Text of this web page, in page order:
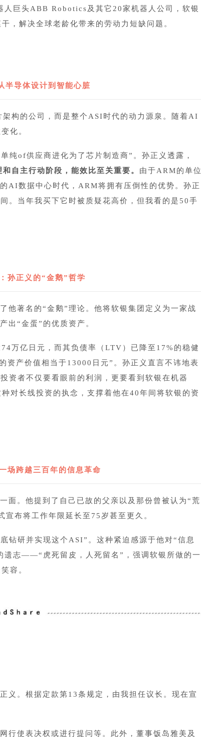
人巨头ABB Robotics及其它20家机器人公司，软银
，解决全球老龄化带来的劳动力短缺问题。
半导体设计到智能心脏
构的公司，而是整个ASI时代的动力源泉。随着AI
化。
纯of供应商进化为了芯片制造商”。孙正义透露，
自主行动阶段，能效比至关重要。 由于ARM的单位
AI数据中心时代，ARM将拥有压倒性的优势。孙正
。当年我买下它时被质疑花高价，但我看的是50手
孙正义的“金鹅”哲学
他著名的“金鹅”理论。他将软银集团定义为一家战
出“金蛋”的优质资产。
万亿日元，而其负债率（ LTV ）已降至17%的稳健
资产价值相当于13000日元”。孙正义直言不讳地表
资者不仅要看眼前的利润，更要看到软银在机器
对长线投资的执念，支撑着他在40年间将软银的资
场跨越三百年的信息革命
面。他提到了自己已故的父亲以及那份曾被认为“荒
布将工作年限延长至75岁甚至更久。
钻研并实现这个ASI”。这种紧迫感源于他对“信息
遗志——“虎死留皮，人死留名”，强调软银所做的一
容。
义。根据定款第13条规定，由我担任议长。现在宣
行使表决权或进行提问等。此外，董事饭岛雅美及